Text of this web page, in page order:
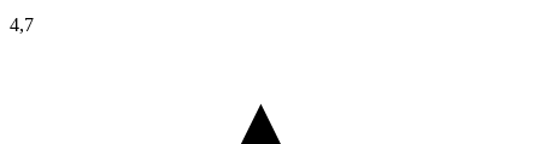
4,7